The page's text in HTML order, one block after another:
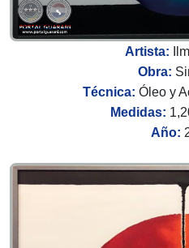
Artista:
Obra:
Técnica: Óleo y
Medidas:
Año: